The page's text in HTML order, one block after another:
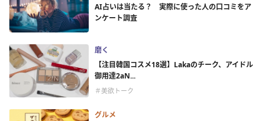
AI占いは当たる？ 実際に使った人の口コミをア
ンケート調査
磨く
【注目韓国コスメ18選】Lakaのチーク、アイドル
御用達2aN...
＃美欲トーク
グルメ